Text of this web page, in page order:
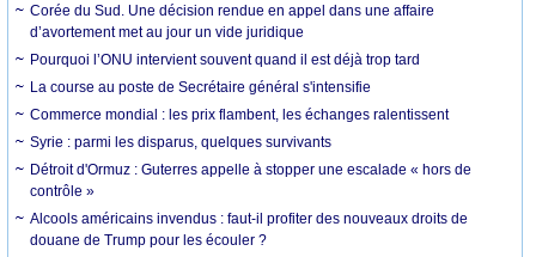
Corée du Sud. Une décision rendue en appel dans une affaire
d’avortement met au jour un vide juridique
Pourquoi l’ONU intervient souvent quand il est déjà trop tard
La course au poste de Secrétaire général s'intensifie
Commerce mondial : les prix flambent, les échanges ralentissent
Syrie : parmi les disparus, quelques survivants
Détroit d'Ormuz : Guterres appelle à stopper une escalade « hors de
contrôle »
Alcools américains invendus : faut-il profiter des nouveaux droits de
douane de Trump pour les écouler ?